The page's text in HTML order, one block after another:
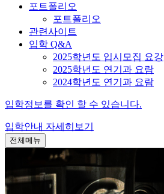
포트폴리오
포트폴리오
관련사이트
입학 Q&A
2025학년도 입시모집 요강
2025학년도 연기과 요람
2024학년도 연기과 요람
입학정보를 확인 할 수 있습니다.
입학안내 자세히보기
전체메뉴